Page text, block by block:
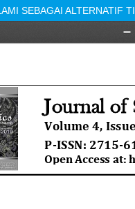
SEBAGAI ALTERNATIF